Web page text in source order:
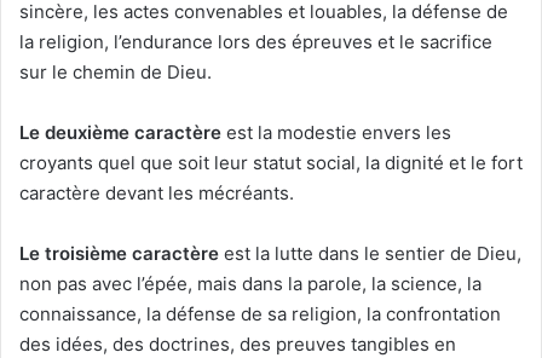
sincère, les actes convenables et louables, la défense de
la religion, l’endurance lors des épreuves et le sacrifice
sur le chemin de Dieu.
Le deuxième caractère est la modestie envers les
croyants quel que soit leur statut social, la dignité et le fort
caractère devant les mécréants.
Le troisième caractère est la lutte dans le sentier de Dieu,
non pas avec l’épée, mais dans la parole, la science, la
connaissance, la défense de sa religion, la confrontation
des idées, des doctrines, des preuves tangibles en